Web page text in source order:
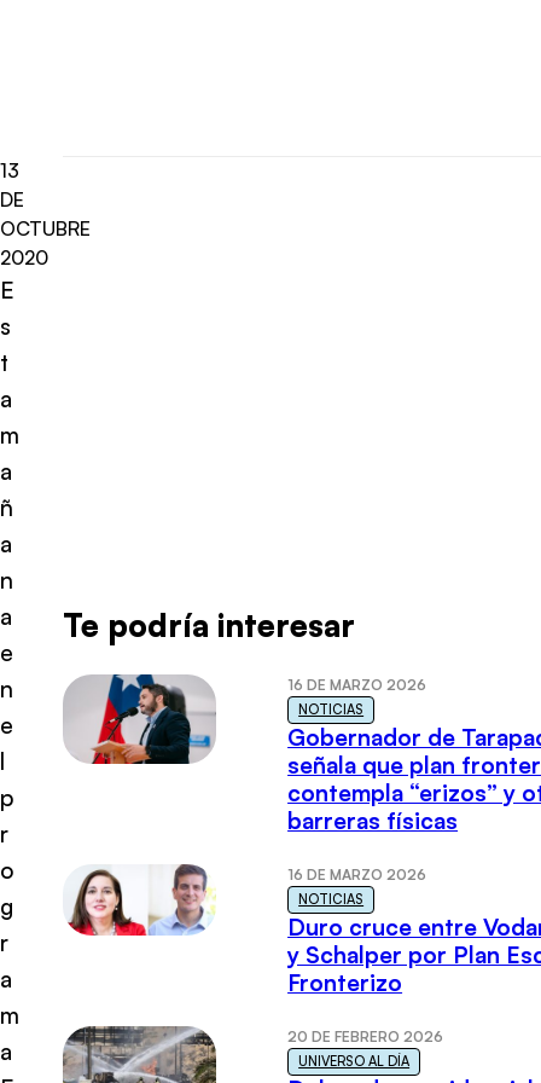
13
DE
OCTUBRE
2020
E
s
t
a
m
a
ñ
a
n
a
e
n
e
l
p
r
o
g
r
a
m
a
Te podría interesar
16 DE MARZO 2026
NOTICIAS
Gobernador de
señala que plan
contempla “erizos” y
barreras físicas
16 DE MARZO 2026
NOTICIAS
Duro cruce entre
y Schalper por Plan
Fronterizo
20 DE FEBRERO 2026
UNIVERSO AL DÍA